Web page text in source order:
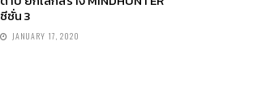
ซีซั่น 3
JANUARY 17, 2020